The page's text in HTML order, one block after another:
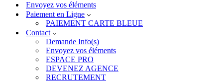
Envoyez vos éléments
Paiement en Ligne
PAIEMENT CARTE BLEUE
Contact
Demande Info(s)
Envoyez vos éléments
ESPACE PRO
DEVENEZ AGENCE
RECRUTEMENT